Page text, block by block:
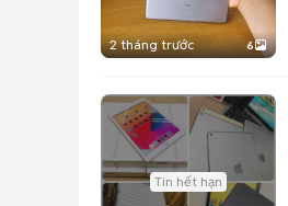
2 tháng trước 6
Tin hết hạn